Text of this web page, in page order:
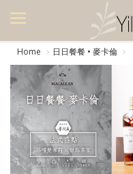
美食集
美飲集
廚房集
旅遊集
旅遊美食集
Home 日日餐餐 • 麥卡倫